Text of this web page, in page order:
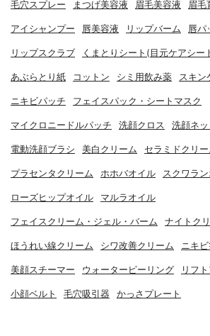
毛穴スプレー まつげ美容液 眉毛美容液 眉毛
アイシャンプー 唇美容液 リップバーム 唇パ
リップスクラブ くまとりシート(目元ケアシー
あぶらとり紙 コットン シミ用飲み薬 スキン
ニキビパッチ フェイスパック・シートマスク
マイクロニードルパッチ 洗顔クロス 洗顔ネッ
電動洗顔ブラシ 美白クリーム セラミドクリー
プラセンタクリーム ホホバオイル スクワラ
ローズヒップオイル マルラオイル
フェイスクリーム・ジェル・バーム ナイトク
ほうれい線クリーム シワ改善クリーム ニキ
美顔スチーマー ウォーターピーリング リフ
小顔ベルト 毛穴吸引器 かっさプレート